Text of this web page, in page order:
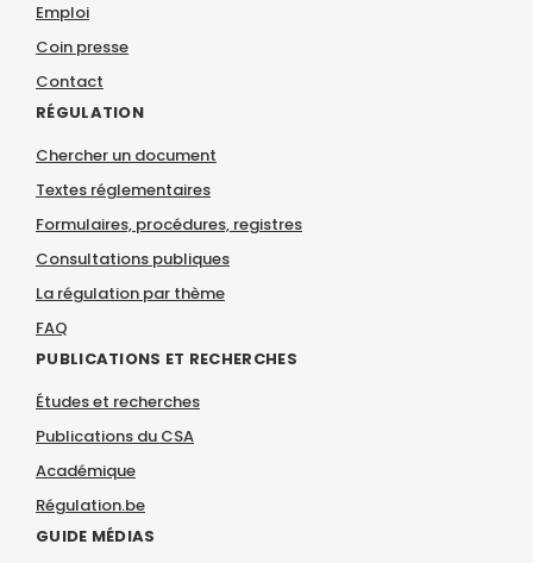
Emploi
Coin presse
Contact
RÉGULATION
Chercher un document
Textes réglementaires
Formulaires, procédures, registres
Consultations publiques
La régulation par thème
FAQ
PUBLICATIONS ET RECHERCHES
Études et recherches
Publications du CSA
Académique
Régulation.be
GUIDE MÉDIAS